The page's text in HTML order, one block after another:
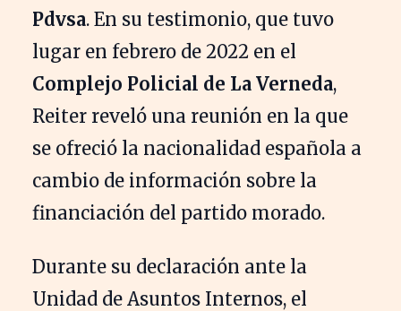
Pdvsa. En su testimonio, que tuvo
lugar en febrero de 2022 en el
Complejo Policial de La Verneda,
Reiter reveló una reunión en la que
se ofreció la nacionalidad española a
cambio de información sobre la
financiación del partido morado.
Durante su declaración ante la
Unidad de Asuntos Internos, el